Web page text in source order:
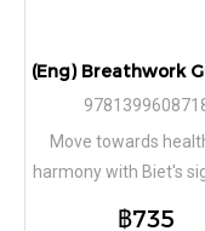
(Eng) Breathwork
Move towards
harmony with Biet's
฿735